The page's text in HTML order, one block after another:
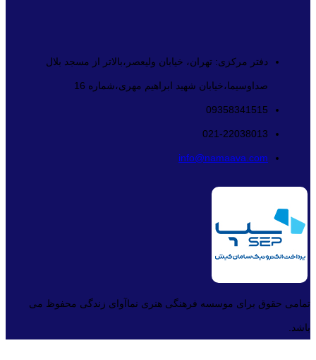
دفتر مرکزی: تهران، خیابان ولیعصر،بالاتر از مسجد بلال
صداوسیما،خیابان شهید ابراهیم مهری،شماره 16
09358341515
021-22038013
info@namaava.com
تمامی حقوق برای موسسه فرهنگی هنری نماآوای زندگی محفوظ می
باشد.